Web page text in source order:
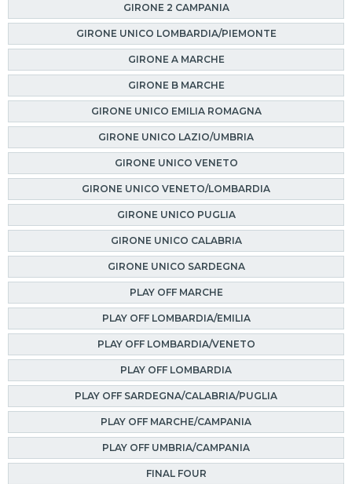
GIRONE 2 CAMPANIA
GIRONE UNICO LOMBARDIA/PIEMONTE
GIRONE A MARCHE
GIRONE B MARCHE
GIRONE UNICO EMILIA ROMAGNA
GIRONE UNICO LAZIO/UMBRIA
GIRONE UNICO VENETO
GIRONE UNICO VENETO/LOMBARDIA
GIRONE UNICO PUGLIA
GIRONE UNICO CALABRIA
GIRONE UNICO SARDEGNA
PLAY OFF MARCHE
PLAY OFF LOMBARDIA/EMILIA
PLAY OFF LOMBARDIA/VENETO
PLAY OFF LOMBARDIA
PLAY OFF SARDEGNA/CALABRIA/PUGLIA
PLAY OFF MARCHE/CAMPANIA
PLAY OFF UMBRIA/CAMPANIA
FINAL FOUR